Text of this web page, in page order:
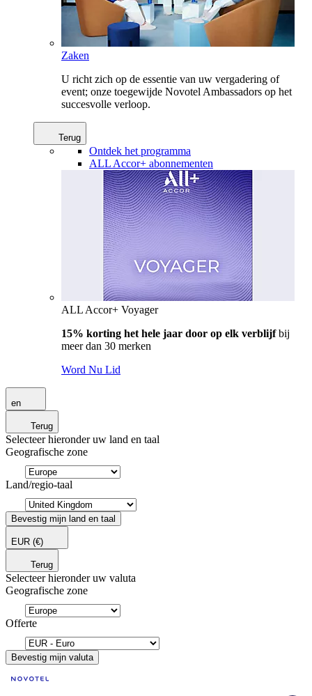
Zaken
U richt zich op de essentie van uw vergadering of
event; onze toegewijde Novotel Ambassadors op het
succesvolle verloop.
Terug
Ontdek het programma
ALL Accor+ abonnementen
ALL Accor+ Voyager
15% korting het hele jaar door op elk verblijfbij
meer dan 30 merken
Word Nu Lid
en
Terug
Selecteer hieronder uw land en taal
Geografische zone
Land/regio-taal
Bevestig mijn land en taal
EUR (€)
Terug
Selecteer hieronder uw valuta
Geografische zone
Offerte
Bevestig mijn valuta